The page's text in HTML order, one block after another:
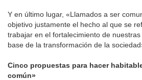
Y en último lugar, «Llamados a ser
objetivo justamente el hecho al que se
trabajar en el fortalecimiento de
base de la transformación de la
Cinco propuestas para hacer
común»